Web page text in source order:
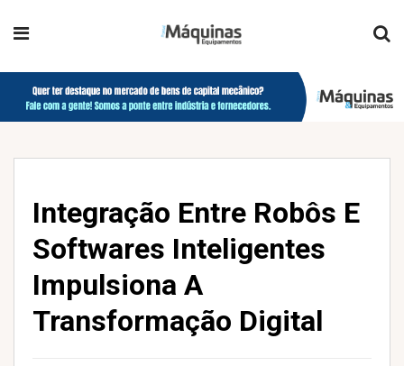
Integração Entre Robôs E
Softwares Inteligentes
Impulsiona A
Transformação Digital